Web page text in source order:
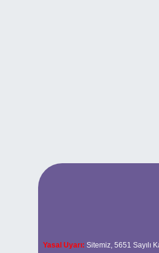
Yasal Uyarı: Sitemiz, 5651 Sayılı